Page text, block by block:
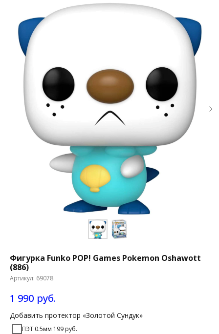
Фигурка Funko POP! Games Pokemon Oshawott
(886)
Артикул: 69078
1 990 руб.
Добавить протектор «Золотой Сундук»
ПЭТ 0.5мм 199 руб.